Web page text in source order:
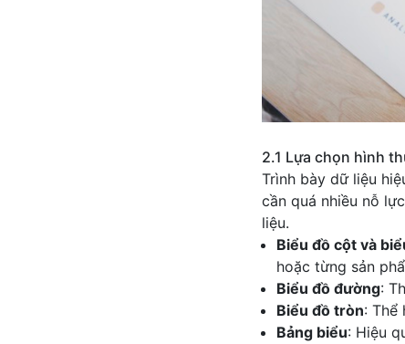
2.1 Lựa chọn hình
Trình bày dữ liệu
cần quá nhiều nỗ
liệu.
Biểu đồ cột và
hoặc từng sản
Biểu đồ đường:
Biểu đồ tròn: Thể
Bảng biểu: Hiệu